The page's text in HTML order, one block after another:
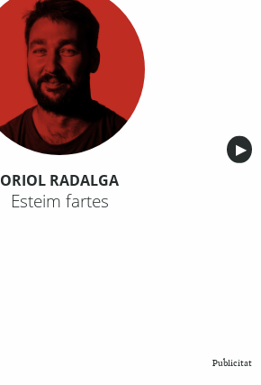
▶︎
ORIOL RADALGA
Esteim fartes
Publicitat